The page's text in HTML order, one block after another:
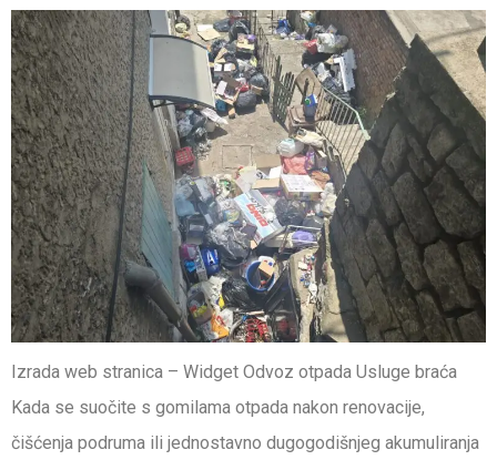
Izrada web stranica – Widget Odvoz otpada Usluge braća
Kada se suočite s gomilama otpada nakon renovacije,
čišćenja podruma ili jednostavno dugogodišnjeg akumuliranja